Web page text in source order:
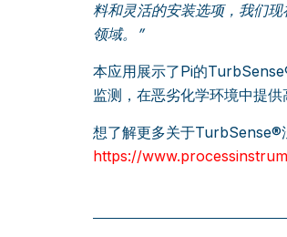
料和灵活的安装选项，我们
领域。”
本应用展示了Pi的
监测，在恶劣化学环境中提供
想了解更多关于TurbSense®
https://